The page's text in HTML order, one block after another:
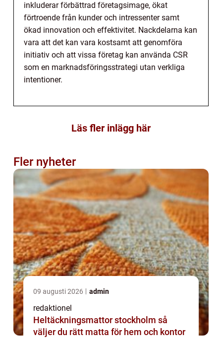
inkluderar förbättrad företagsimage, ökat
förtroende från kunder och intressenter samt
ökad innovation och effektivitet. Nackdelarna kan
vara att det kan vara kostsamt att genomföra
initiativ och att vissa företag kan använda CSR
som en marknadsföringsstrategi utan verkliga
intentioner.
Läs fler inlägg här
Fler nyheter
09 augusti 2026 admin
redaktionel
Heltäckningsmattor stockholm så
väljer du rätt matta för hem och kontor